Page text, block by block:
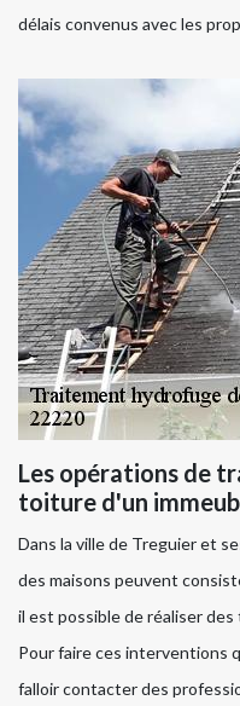
délais convenus avec les
Les opérations de
toiture d'un
Dans la ville de Treguier et
des maisons peuvent
il est possible de réaliser
Pour faire ces interventions
falloir contacter des